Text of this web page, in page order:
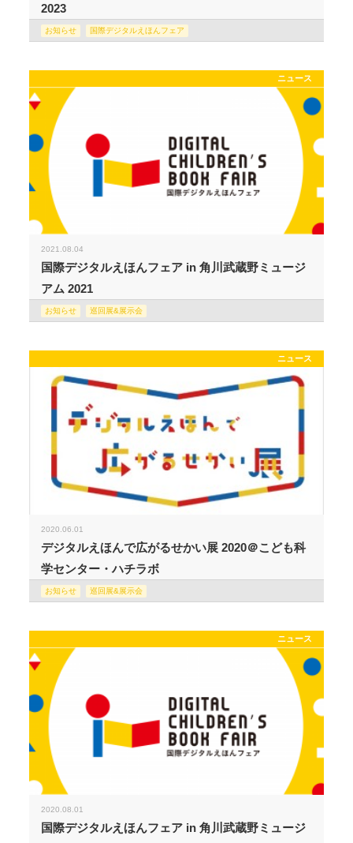
2023
お知らせ 国際デジタルえほんフェア
ニュース
2021.08.04
国際デジタルえほんフェア in 角川武蔵野ミュージ
アム 2021
お知らせ 巡回展&展示会
ニュース
2020.06.01
デジタルえほんで広がるせかい展 2020＠こども科
学センター・ハチラボ
お知らせ 巡回展&展示会
ニュース
2020.08.01
国際デジタルえほんフェア in 角川武蔵野ミュージ